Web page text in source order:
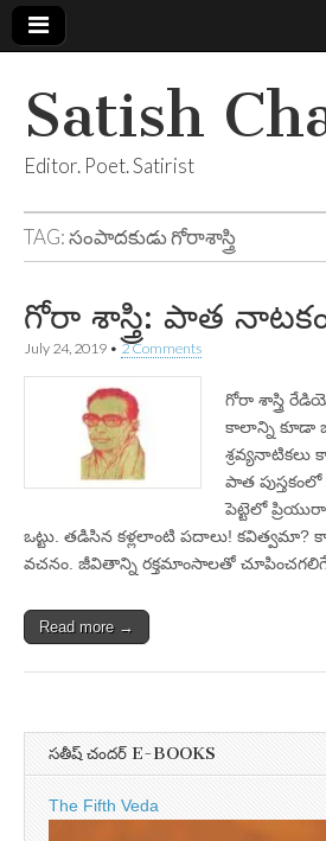
Satish
Editor. Poet. Satirist
TAG:సంపాదకుడు గోరాశాస్త్రి
గోరా శాస్త్రి: పాత
July 24, 2019 • 2 Comments
గోరా శాస్త్రి
కాలాన్ని కూడా
పాత
పెట్టెలో
ఒట్టు. తడిసిన కళ్లలాంటి పదాలు! కవిత్వమా?
వచనం. జీవితాన్ని రక్తమాంసాలతో
Read more →
సతీష్ చందర్ E-BOOKS
The Fifth Veda